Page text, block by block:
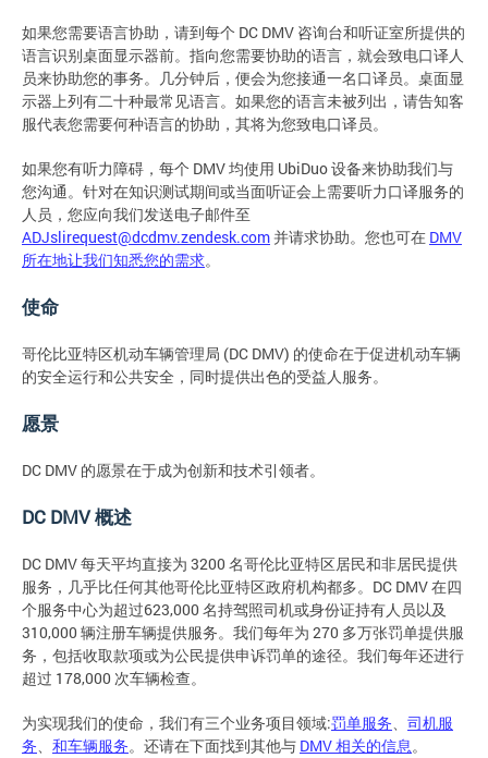
如果您需要语言协助，请到每个 DC DMV 咨询台和听证室所提供的
语言识别桌面显示器前。指向您需要协助的语言，就会致电口译人
员来协助您的事务。几分钟后，便会为您接通一名口译员。桌面显
示器上列有二十种最常见语言。如果您的语言未被列出，请告知客
服代表您需要何种语言的协助，其将为您致电口译员。
如果您有听力障碍，每个 DMV 均使用 UbiDuo 设备来协助我们与
您沟通。针对在知识测试期间或当面听证会上需要听力口译服务的
人员，您应向我们发送电子邮件至
ADJslirequest@dcdmv.zendesk.com 并请求协助。您也可在 DMV
所在地让我们知悉您的需求。
使命
哥伦比亚特区机动车辆管理局 (DC DMV) 的使命在于促进机动车辆
的安全运行和公共安全，同时提供出色的受益人服务。
愿景
DC DMV 的愿景在于成为创新和技术引领者。
DC DMV 概述
DC DMV 每天平均直接为 3200 名哥伦比亚特区居民和非居民提供
服务，几乎比任何其他哥伦比亚特区政府机构都多。DC DMV 在四
个服务中心为超过623,000 名持驾照司机或身份证持有人员以及
310,000 辆注册车辆提供服务。我们每年为 270 多万张罚单提供服
务，包括收取款项或为公民提供申诉罚单的途径。我们每年还进行
超过 178,000 次车辆检查。
为实现我们的使命，我们有三个业务项目领域:罚单服务、 司机服
务、 和车辆服务。还请在下面找到其他与 DMV 相关的信息。